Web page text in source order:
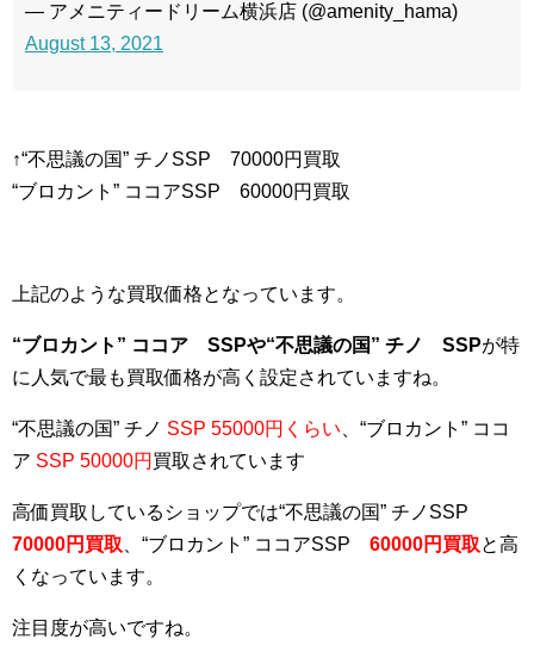
— アメニティードリーム横浜店 (@amenity_hama)
August 13, 2021
↑“不思議の国” チノSSP 70000円買取
“ブロカント” ココアSSP 60000円買取
上記のような買取価格となっています。
“ブロカント” ココア SSPや“不思議の国” チノ SSPが特
に人気で最も買取価格が高く設定されていますね。
“不思議の国” チノ SSP 55000円くらい 、“ブロカント” ココ
ア SSP 50000円 買取されています
高価買取しているショップでは“不思議の国” チノSSP
70000円買取 、“ブロカント” ココアSSP 60000円買取と高
くなっています。
注目度が高いですね。